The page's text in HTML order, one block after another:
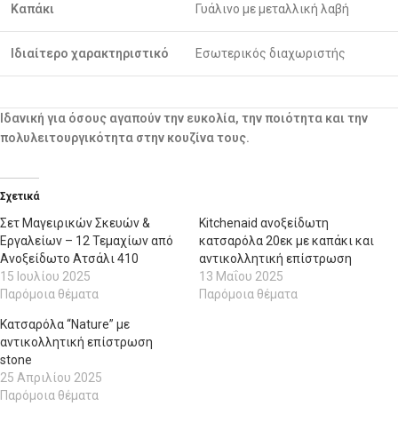
Καπάκι Γυάλινο με μεταλλική λαβή
Ιδιαίτερο χαρακτηριστικό Εσωτερικός διαχωριστής
Ιδανική για όσους αγαπούν την ευκολία, την ποιότητα και την
πολυλειτουργικότητα στην κουζίνα τους.
Σχετικά
Σετ Μαγειρικών Σκευών &
Εργαλείων – 12 Τεμαχίων από
Ανοξείδωτο Ατσάλι 410
15 Ιουλίου 2025
Παρόμοια θέματα
Kitchenaid ανοξείδωτη
κατσαρόλα 20εκ με καπάκι και
αντικολλητική επίστρωση
13 Μαΐου 2025
Παρόμοια θέματα
Κατσαρόλα “Nature” με
αντικολλητική επίστρωση
stone
25 Απριλίου 2025
Παρόμοια θέματα